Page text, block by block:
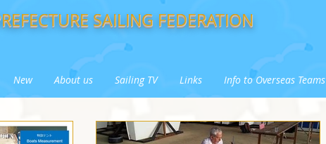
SAILING FEDERATION
New About us Sailing TV Links Info to Overseas Teams